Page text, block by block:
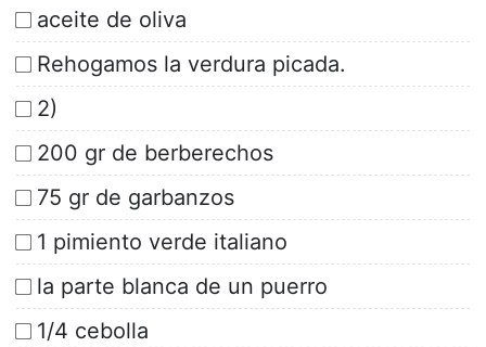
aceite de oliva
Rehogamos la verdura picada.
2)
200 gr de berberechos
75 gr de garbanzos
1 pimiento verde italiano
la parte blanca de un puerro
1/4 cebolla